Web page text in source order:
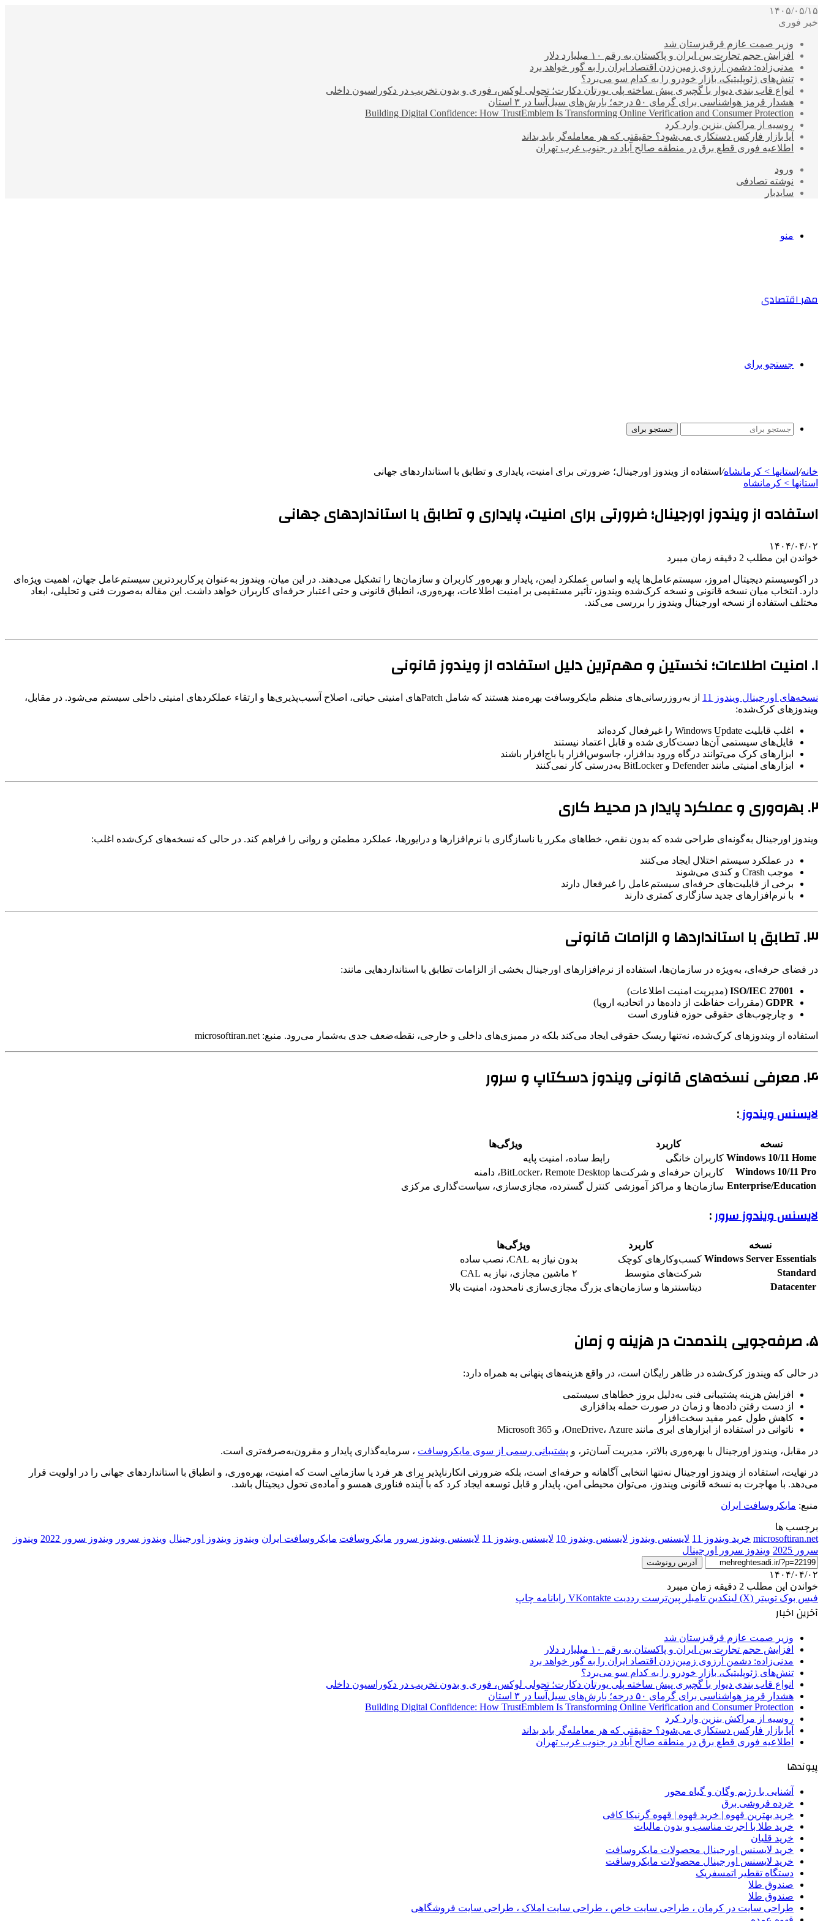
۱۴۰۵/۰۵/۱۵
خبر فوری
وزیر صمت عازم قرقیزستان شد
افزایش حجم تجارت بین ایران و پاکستان به رقم ۱۰ میلیارد دلار
مدنی‌زاده: دشمن آرزوی زمین‌زدن اقتصاد ایران را به گور خواهد برد
تنش‌های ژئوپلیتیک، بازار خودرو را به کدام سو می‌برد؟
انواع قاب بندی دیوار با گچبری پیش ساخته پلی یورتان دکارت؛ تحولی لوکس، فوری و بدون تخریب در دکوراسیون داخلی
هشدار قرمز هواشناسی برای گرمای ۵۰ درجه؛ بارش‌های سیل‌آسا در ۳ استان
Building Digital Confidence: How TrustEmblem Is Transforming Online Verification and Consumer Protection
روسیه از مراکش بنزین وارد کرد
آیا بازار فارکس دستکاری می‌شود؟ حقیقتی که هر معامله‌گر باید بداند
اطلاعیه فوری قطع برق در منطقه صالح آباد در جنوب غرب تهران
ورود
نوشته تصادفی
سایدبار
منو
مهر اقتصادی
جستجو برای
جستجو برای
خانه/ استانها > کرمانشاه/ استفاده از ویندوز اورجینال؛ ضرورتی برای امنیت، پایداری و تطابق با استانداردهای جهانی
استانها > کرمانشاه
استفاده از ویندوز اورجینال؛ ضرورتی برای امنیت، پایداری و تطابق با استانداردهای جهانی
۱۴۰۴/۰۴/۰۲
خواندن این مطلب 2 دقیقه زمان میبرد
در اکوسیستم دیجیتال امروز، سیستم‌عامل‌ها پایه و اساس عملکرد ایمن، پایدار و بهره‌ور کاربران و سازمان‌ها را تشکیل می‌دهند. در این میان، ویندوز به‌عنوان پرکاربردترین سیستم‌عامل جهان، اهمیت ویژه‌ای
دارد. انتخاب میان نسخه قانونی و نسخه کرک‌شده ویندوز، تأثیر مستقیمی بر امنیت اطلاعات، بهره‌وری، انطباق قانونی و حتی اعتبار حرفه‌ای کاربران خواهد داشت. این مقاله به‌صورت فنی و تحلیلی، ابعاد
مختلف استفاده از نسخه اورجینال ویندوز را بررسی می‌کند.
۱. امنیت اطلاعات؛ نخستین و مهم‌ترین دلیل استفاده از ویندوز قانونی
نسخه‌های اورجینال ویندوز 11
از به‌روزرسانی‌های منظم مایکروسافت بهره‌مند هستند که شامل Patchهای امنیتی حیاتی، اصلاح آسیب‌پذیری‌ها و ارتقاء عملکردهای امنیتی داخلی سیستم می‌شود. در مقابل،
ویندوزهای کرک‌شده:
اغلب قابلیت Windows Update را غیرفعال کرده‌اند
فایل‌های سیستمی آن‌ها دست‌کاری شده و قابل اعتماد نیستند
ابزارهای کرک می‌توانند درگاه ورود بدافزار، جاسوس‌افزار یا باج‌افزار باشند
ابزارهای امنیتی مانند Defender و BitLocker به‌درستی کار نمی‌کنند
۲. بهره‌وری و عملکرد پایدار در محیط کاری
ویندوز اورجینال به‌گونه‌ای طراحی شده که بدون نقص، خطاهای مکرر یا ناسازگاری با نرم‌افزارها و درایورها، عملکرد مطمئن و روانی را فراهم ‌کند. در حالی که نسخه‌های کرک‌شده اغلب:
در عملکرد سیستم اختلال ایجاد می‌کنند
موجب Crash و کندی می‌شوند
برخی از قابلیت‌های حرفه‌ای سیستم‌عامل را غیرفعال دارند
با نرم‌افزارهای جدید سازگاری کمتری دارند
۳. تطابق با استانداردها و الزامات قانونی
در فضای حرفه‌ای، به‌ویژه در سازمان‌ها، استفاده از نرم‌افزارهای اورجینال بخشی از الزامات تطابق با استانداردهایی مانند:
ISO/IEC 27001 (مدیریت امنیت اطلاعات)
GDPR (مقررات حفاظت از داده‌ها در اتحادیه اروپا)
و چارچوب‌های حقوقی حوزه فناوری است
استفاده از ویندوزهای کرک‌شده، نه‌تنها ریسک حقوقی ایجاد می‌کند بلکه در ممیزی‌های داخلی و خارجی، نقطه‌ضعف جدی به‌شمار می‌رود. منبع: microsoftiran.net
۴. معرفی نسخه‌های قانونی ویندوز دسکتاپ و سرور
لایسنس ویندوز:
نسخه کاربرد
ویژگی‌ها
Windows 10/11 Home کاربران خانگی
رابط ساده، امنیت پایه
Windows 10/11 Pro
کاربران حرفه‌ای و شرکت‌ها BitLocker، Remote Desktop، دامنه
Enterprise/Education سازمان‌ها و مراکز آموزشی کنترل گسترده، مجازی‌سازی، سیاست‌گذاری مرکزی
لایسنس ویندوز سرور:
نسخه کاربرد
ویژگی‌ها
Windows Server Essentials کسب‌وکارهای کوچک
بدون نیاز به CAL، نصب ساده
Standard
شرکت‌های متوسط
۲ ماشین مجازی، نیاز به CAL
Datacenter
دیتاسنترها و سازمان‌های بزرگ مجازی‌سازی نامحدود، امنیت بالا
۵. صرفه‌جویی بلندمدت در هزینه و زمان
در حالی که ویندوز کرک‌شده در ظاهر رایگان است، در واقع هزینه‌های پنهانی به همراه دارد:
افزایش هزینه پشتیبانی فنی به‌دلیل بروز خطاهای سیستمی
از دست رفتن داده‌ها و زمان در صورت حمله بدافزاری
کاهش طول عمر مفید سخت‌افزار
ناتوانی در استفاده از ابزارهای ابری مانند OneDrive، Azure، و Microsoft 365
در مقابل، ویندوز اورجینال با بهره‌وری بالاتر، مدیریت آسان‌تر، و پشتیبانی رسمی از سوی مایکروسافت ، سرمایه‌گذاری پایدار و مقرون‌به‌صرفه‌تری است.
در نهایت، استفاده از ویندوز اورجینال نه‌تنها انتخابی آگاهانه و حرفه‌ای است، بلکه ضرورتی انکارناپذیر برای هر فرد یا سازمانی است که امنیت، بهره‌وری، و انطباق با استانداردهای جهانی را در اولویت قرار
می‌دهد. با مهاجرت به نسخه قانونی ویندوز، می‌توان محیطی امن، پایدار و قابل توسعه ایجاد کرد که با آینده‌ فناوری همسو و آماده‌ی تحول دیجیتال باشد.
منبع: مایکروسافت ایران
برچسب ها
microsoftiran.net خرید ویندوز 11 لایسنس ویندوز لایسنس ویندوز 10 لایسنس ویندوز 11 لایسنس ویندوز سرور مایکروسافت مایکروسافت ایران ویندوز ویندوز اورجینال ویندوز سرور ویندوز سرور 2022
ویندوز
سرور 2025
ویندوز سرور اورجینال
آدرس رونوشت
۱۴۰۴/۰۴/۰۲
خواندن این مطلب 2 دقیقه زمان میبرد
فیس بوک توییتر (X) لینکدین ‫تامبلر ‫پین‌ترست ‫رددیت ‫VKontakte رایانامه چاپ
آخرین اخبار
وزیر صمت عازم قرقیزستان شد
افزایش حجم تجارت بین ایران و پاکستان به رقم ۱۰ میلیارد دلار
مدنی‌زاده: دشمن آرزوی زمین‌زدن اقتصاد ایران را به گور خواهد برد
تنش‌های ژئوپلیتیک، بازار خودرو را به کدام سو می‌برد؟
انواع قاب بندی دیوار با گچبری پیش ساخته پلی یورتان دکارت؛ تحولی لوکس، فوری و بدون تخریب در دکوراسیون داخلی
هشدار قرمز هواشناسی برای گرمای ۵۰ درجه؛ بارش‌های سیل‌آسا در ۳ استان
Building Digital Confidence: How TrustEmblem Is Transforming Online Verification and Consumer Protection
روسیه از مراکش بنزین وارد کرد
آیا بازار فارکس دستکاری می‌شود؟ حقیقتی که هر معامله‌گر باید بداند
اطلاعیه فوری قطع برق در منطقه صالح آباد در جنوب غرب تهران
پیوندها
آشنایی با رژیم وگان و گیاه محور
خرده فروشی برق
خرید بهترین قهوه | خرید قهوه | قهوه گرنیکا کافی
خرید طلا با اجرت مناسب و بدون مالیات
خرید قلیان
خرید لایسنس اورجینال محصولات مایکروسافت
خرید لایسنس اورجینال محصولات مایکروسافت
دستگاه تقطیر اتمسفریک
صندوق طلا
صندوق طلا
طراحی سایت در کرمان ، طراحی سایت خاص ، طراحی سایت املاک ، طراحی سایت فروشگاهی